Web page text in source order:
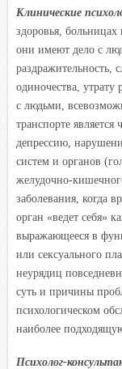
Клинические
здоровья,
они имеют дело с
раздражительность,
одиночества,
с людьми,
транспорте
депрессию,
систем и органов
желудочно-
заболевания, когда
орган «ведет себя»
выражающееся в
или сексуального
неурядиц
суть и причины
психологическом
наиболее
Психолог-